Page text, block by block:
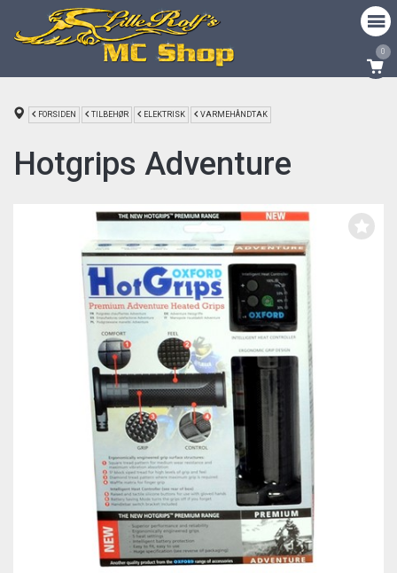
0
FORSIDEN TILBEHØR ELEKTRISK VARMEHÅNDTAK
Hotgrips Adventure